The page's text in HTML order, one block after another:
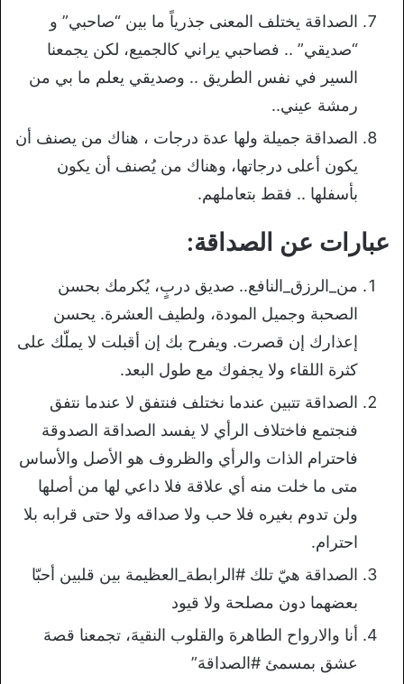
الصداقة يختلف المعنى جذرياً ما بين “صاحبي” و
“صديقي” .. فصاحبي يراني كالجميع، لكن يجمعنا
السير في نفس الطريق .. وصديقي يعلم ما بي من
رمشة عيني..
الصداقة جميلة ولها عدة درجات ، هناك من يصنف أن
يكون أعلى درجاتها، وهناك من يُصنف أن يكون
بأسفلها .. فقط بتعاملهم.
عبارات عن الصداقة:
من_الرزق_النافع.. صديق دربٍ، يُكرمك بحسن
الصحبة وجميل المودة، ولطيف العشرة. يحسن
إعذارك إن قصرت. ويفرح بك إن أقبلت لا يملّك على
كثرة اللقاء ولا يجفوك مع طول البعد.
الصداقة تتبين عندما نختلف فنتفق لا عندما نتفق
فنجتمع فاختلاف الرأي لا يفسد الصداقة الصدوقة
فاحترام الذات والرأي والظروف هو الأصل والأساس
متى ما خلت منه أي علاقة فلا داعي لها من أصلها
ولن تدوم بغيره فلا حب ولا صداقه ولا حتى قرابه بلا
احترام.
الصداقة هيّ تلك #الرابطة_العظيمة بين قلبين أحبّا
بعضهما دون مصلحة ولا قيود
أنا والارواح الطاهرهَ والقلوب النقيهَ، تجمعنا قصهَ
عشق بمسمئ #الصداقهَ”